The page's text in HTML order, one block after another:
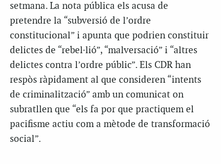
setmana. La nota pública els acusa de
pretendre la “subversió de l’ordre
constitucional” i apunta que podrien constituir
delictes de “rebel·lió”, “malversació” i “altres
delictes contra l’ordre públic”. Els CDR han
respòs ràpidament al que consideren “intents
de criminalització” amb un comunicat on
subratllen que “els fa por que practiquem el
pacifisme actiu com a mètode de transformació
social”.